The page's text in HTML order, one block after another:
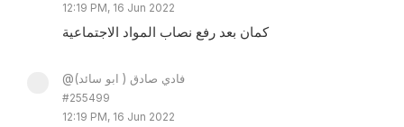
12:19 PM, 16 Jun 2022
كمان بعد رفع نصاب المواد الاجتماعية
@فادي صادق ( ابو سائد)
#255499
12:19 PM, 16 Jun 2022